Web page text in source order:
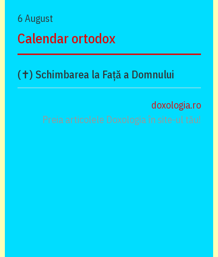
6 August
Calendar ortodox
(✝) Schimbarea la Față a Domnului
doxologia.ro
Preia articolele Doxologia în site-ul tău!